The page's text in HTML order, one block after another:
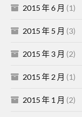
2015 年 6 月 (1)
2015 年 5 月 (3)
2015 年 3 月 (2)
2015 年 2 月 (1)
2015 年 1 月 (2)